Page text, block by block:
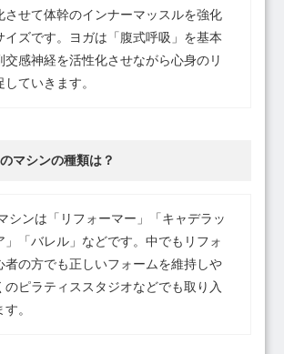
させて体幹のインナーマッスルを強化
イズです。ヨガは「腹式呼吸」を基本
交感神経を活性化させながら心身のリ
ていきます。
マシンの種類は？
シンは「リフォーマー」「キャデラッ
」「バレル」などです。中でもリフォ
者の方でも正しいフォームを維持しや
のピラティススタジオなどでも取り入
。